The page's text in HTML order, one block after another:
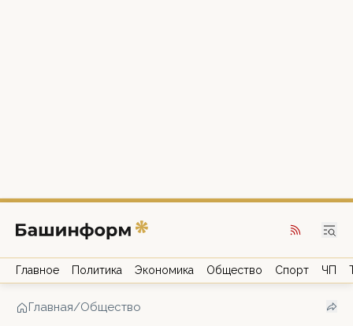
Главное Политика Экономика Общество Спорт ЧП
Главная/Общество